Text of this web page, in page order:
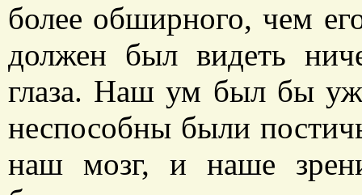
более обширного, чем
должен был видеть
глаза. Наш ум был бы
неспособны были
наш мозг, и наше